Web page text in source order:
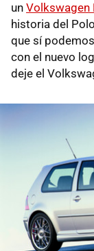
un Volkswagen
historia del
que sí
con el nuevo
deje el